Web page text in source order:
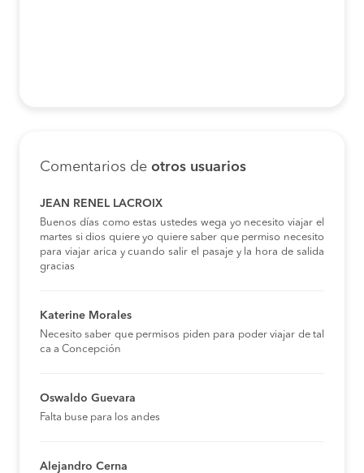
Comentarios de otros usuarios
JEAN RENEL LACROIX
Buenos días como estas ustedes wega yo necesito viajar el
martes si dios quiere yo quiere saber que permiso necesito
para viajar arica y cuando salir el pasaje y la hora de salida
gracias
Katerine Morales
Necesito saber que permisos piden para poder viajar de tal
ca a Concepción
Oswaldo Guevara
Falta buse para los andes
Alejandro Cerna